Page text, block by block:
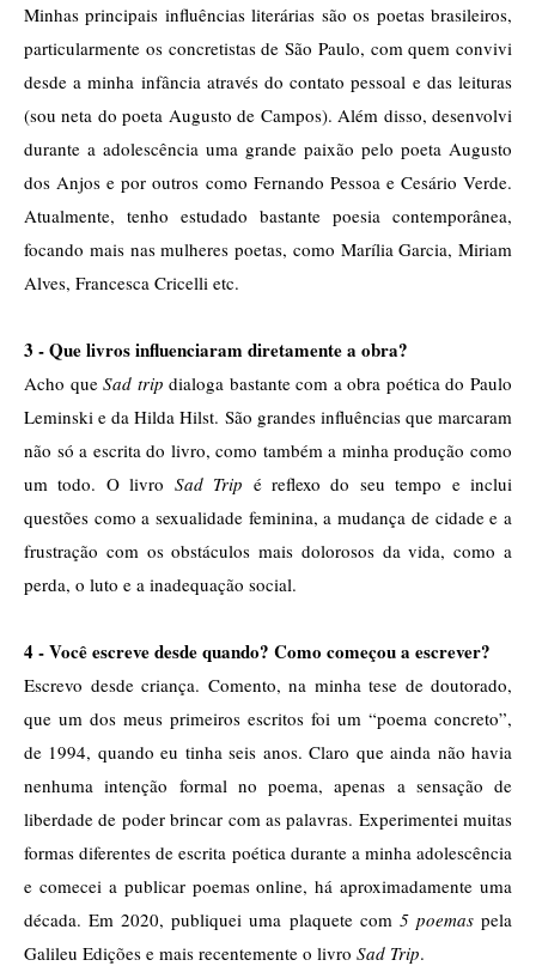
Minhas principais influências literárias são os poetas brasileiros,
particularmente os concretistas de São Paulo, com quem convivi
desde a minha infância através do contato pessoal e das leituras
(sou neta do poeta Augusto de Campos). Além disso, desenvolvi
durante a adolescência uma grande paixão pelo poeta Augusto
dos Anjos e por outros como Fernando Pessoa e Cesário Verde.
Atualmente, tenho estudado bastante poesia contemporânea,
focando mais nas mulheres poetas, como Marília Garcia, Miriam
Alves, Francesca Cricelli etc.
3 - Que livros influenciaram diretamente a obra?
Acho que Sad trip dialoga bastante com a obra poética do Paulo
Leminski e da Hilda Hilst. São grandes influências que marcaram
não só a escrita do livro, como também a minha produção como
um todo. O livro Sad Trip é reflexo do seu tempo e inclui
questões como a sexualidade feminina, a mudança de cidade e a
frustração com os obstáculos mais dolorosos da vida, como a
perda, o luto e a inadequação social.
4 - Você escreve desde quando? Como começou a escrever?
Escrevo desde criança. Comento, na minha tese de doutorado,
que um dos meus primeiros escritos foi um “poema concreto”,
de 1994, quando eu tinha seis anos. Claro que ainda não havia
nenhuma intenção formal no poema, apenas a sensação de
liberdade de poder brincar com as palavras. Experimentei muitas
formas diferentes de escrita poética durante a minha adolescência
e comecei a publicar poemas online, há aproximadamente uma
década. Em 2020, publiquei uma plaquete com 5 poemas pela
Galileu Edições e mais recentemente o livro Sad Trip.